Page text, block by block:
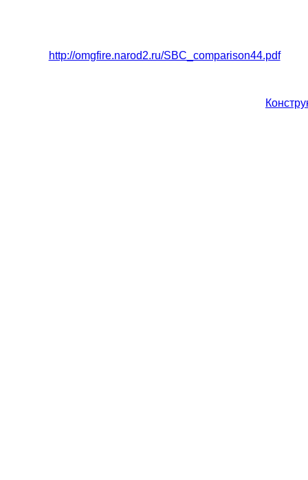
http://omgfire.narod2.ru/SBC_comparison44.pdf